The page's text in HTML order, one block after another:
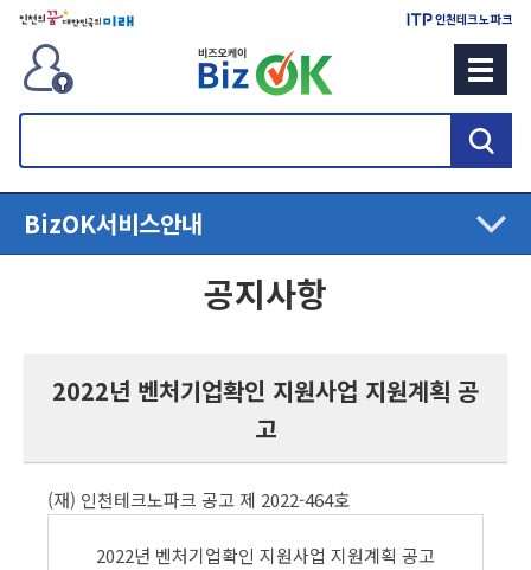
검
BizOK서비스안내
공지사항
2022년 벤처기업확인 지원사업 지원계획 공
고
(재) 인천테크노파크 공고 제 2022-464호
2022년 벤처기업확인 지원사업 지원계획 공고